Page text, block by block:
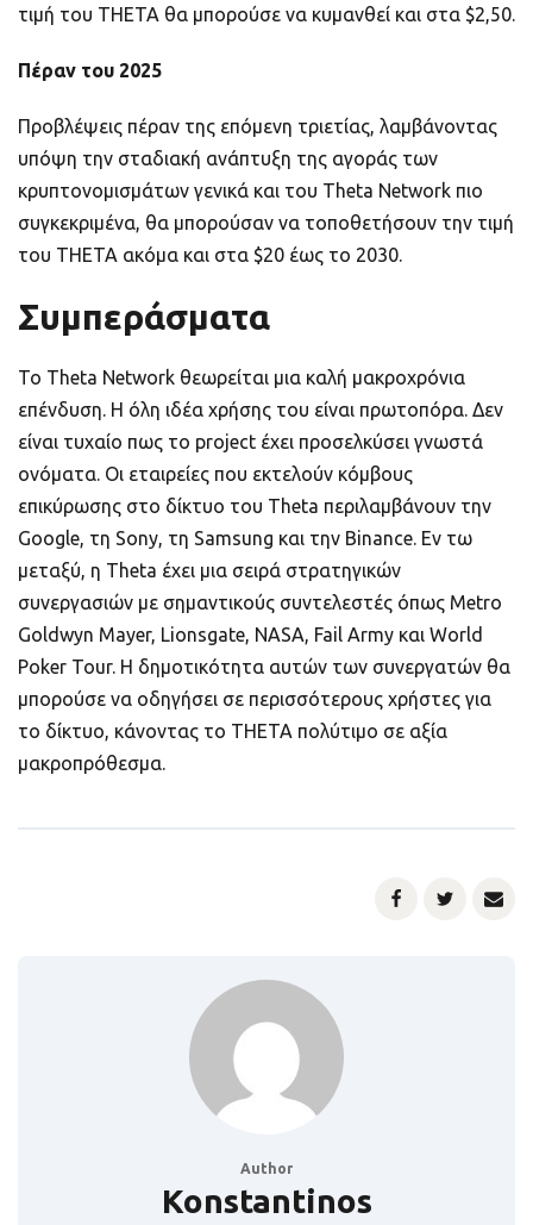
τιμή του THETA θα μπορούσε να κυμανθεί και στα $2,50.
Πέραν του 2025
Προβλέψεις πέραν της επόμενη τριετίας, λαμβάνοντας
υπόψη την σταδιακή ανάπτυξη της αγοράς των
κρυπτονομισμάτων γενικά και του Theta Network πιο
συγκεκριμένα, θα μπορούσαν να τοποθετήσουν την τιμή
του THETA ακόμα και στα $20 έως το 2030.
Συμπεράσματα
Το Theta Network θεωρείται μια καλή μακροχρόνια
επένδυση. Η όλη ιδέα χρήσης του είναι πρωτοπόρα. Δεν
είναι τυχαίο πως το project έχει προσελκύσει γνωστά
ονόματα. Οι εταιρείες που εκτελούν κόμβους
επικύρωσης στο δίκτυο του Theta περιλαμβάνουν την
Google, τη Sony, τη Samsung και την Binance. Εν τω
μεταξύ, η Theta έχει μια σειρά στρατηγικών
συνεργασιών με σημαντικούς συντελεστές όπως Metro
Goldwyn Mayer, Lionsgate, NASA, Fail Army και World
Poker Tour. Η δημοτικότητα αυτών των συνεργατών θα
μπορούσε να οδηγήσει σε περισσότερους χρήστες για
το δίκτυο, κάνοντας το THETA πολύτιμο σε αξία
μακροπρόθεσμα.
Author
Konstantinos